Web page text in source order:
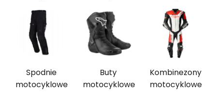
Spodnie
motocyklowe
Buty
motocyklowe
Kombinezony
motocyklowe